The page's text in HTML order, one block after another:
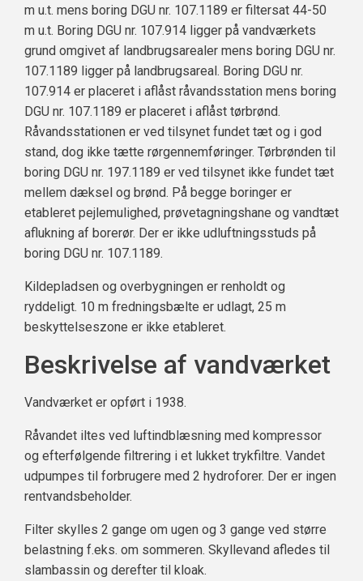
m u.t. mens boring DGU nr. 107.1189 er filtersat 44-50
m u.t. Boring DGU nr. 107.914 ligger på vandværkets
grund omgivet af landbrugsarealer mens boring DGU nr.
107.1189 ligger på landbrugsareal. Boring DGU nr.
107.914 er placeret i aflåst råvandsstation mens boring
DGU nr. 107.1189 er placeret i aflåst tørbrønd.
Råvandsstationen er ved tilsynet fundet tæt og i god
stand, dog ikke tætte rørgennemføringer. Tørbrønden til
boring DGU nr. 197.1189 er ved tilsynet ikke fundet tæt
mellem dæksel og brønd. På begge boringer er
etableret pejlemulighed, prøvetagningshane og vandtæt
aflukning af borerør. Der er ikke udluftningsstuds på
boring DGU nr. 107.1189.
Kildepladsen og overbygningen er renholdt og
ryddeligt. 10 m fredningsbælte er udlagt, 25 m
beskyttelseszone er ikke etableret.
Beskrivelse af vandværket
Vandværket er opført i 1938.
Råvandet iltes ved luftindblæsning med kompressor
og efterfølgende filtrering i et lukket trykfiltre. Vandet
udpumpes til forbrugere med 2 hydroforer. Der er ingen
rentvandsbeholder.
Filter skylles 2 gange om ugen og 3 gange ved større
belastning f.eks. om sommeren. Skyllevand afledes til
slambassin og derefter til kloak.